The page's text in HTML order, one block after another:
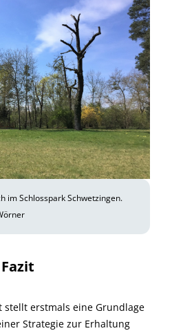
im Schlosspark Schwetzingen.
Fazit
stellt erstmals eine Grundlage
Strategie zur Erhaltung